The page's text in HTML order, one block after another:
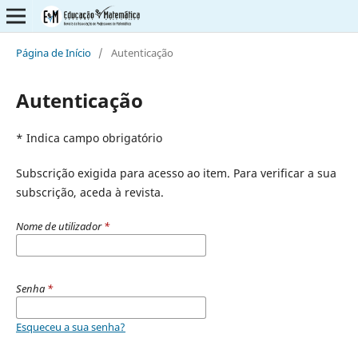
Página de Início / Autenticação
Autenticação
* Indica campo obrigatório
Subscrição exigida para acesso ao item. Para verificar a sua
subscrição, aceda à revista.
Nome de utilizador*
Senha *
Esqueceu a sua senha?